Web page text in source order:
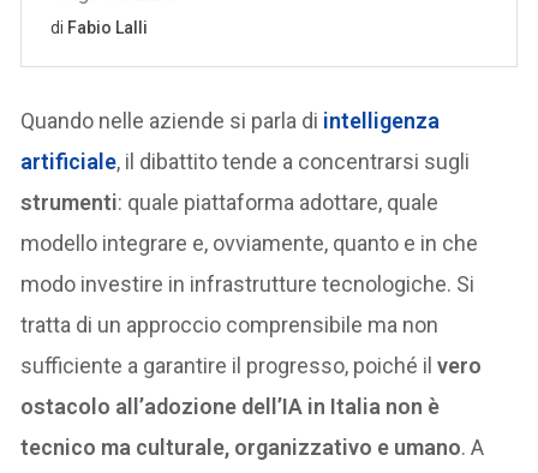
Quando nelle aziende si parla di intelligenza
artificiale, il dibattito tende a concentrarsi sugli
strumenti: quale piattaforma adottare, quale
modello integrare e, ovviamente, quanto e in che
modo investire in infrastrutture tecnologiche. Si
tratta di un approccio comprensibile ma non
sufficiente a garantire il progresso, poiché ilvero
ostacolo all’adozione dell’IA in Italia non è
tecnico ma culturale, organizzativo e umano. A